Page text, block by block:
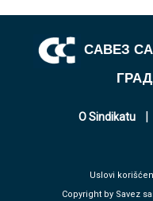
САВЕЗ
O Sindikatu |
Uslovi
Copyright by Savez